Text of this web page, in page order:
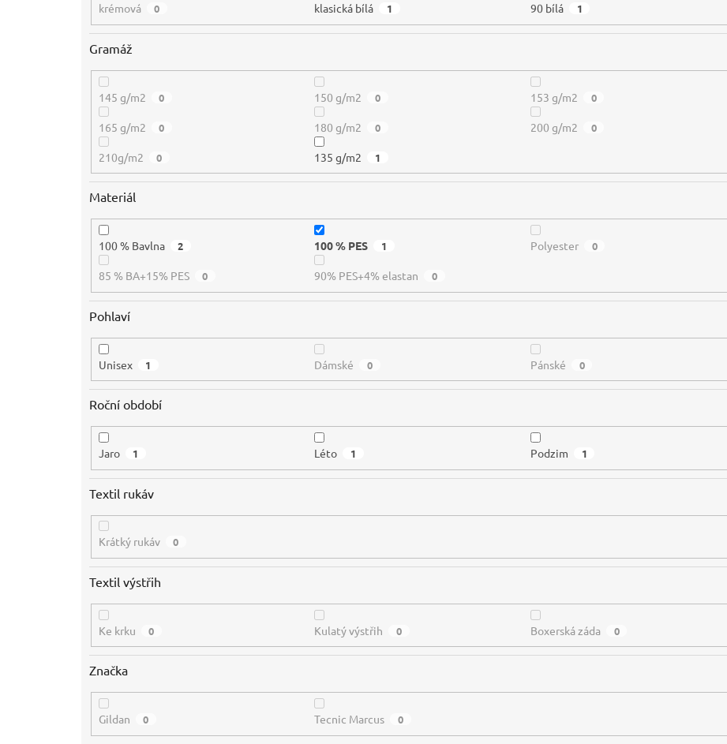
krémová 0 klasická bílá 1 90 bílá 1
Gramáž
145 g/m2 0 150 g/m2 0 153 g/m2 0
165 g/m2 0 180 g/m2 0 200 g/m2 0
210g/m2 0 135 g/m2 1
Materiál
100 % Bavlna 2 100 % PES 1 Polyester 0
85 % BA+15% PES 0 90% PES+4% elastan 0
Pohlaví
Unisex 1 Dámské 0 Pánské 0
Roční období
Jaro 1 Léto 1 Podzim 1
Textil rukáv
Krátký rukáv 0
Textil výstřih
Ke krku 0 Kulatý výstřih 0 Boxerská záda 0
Značka
Gildan 0 Tecnic Marcus 0